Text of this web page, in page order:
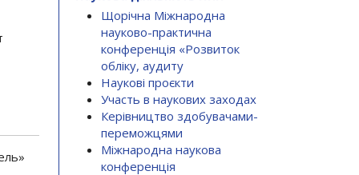
Щорічна Міжнародна
науково-практична
конференція «Розвиток
обліку, аудиту
Наукові проєкти
Участь в наукових заходах
Керівництво здобувачами-
переможцями
Міжнародна наукова
конференція